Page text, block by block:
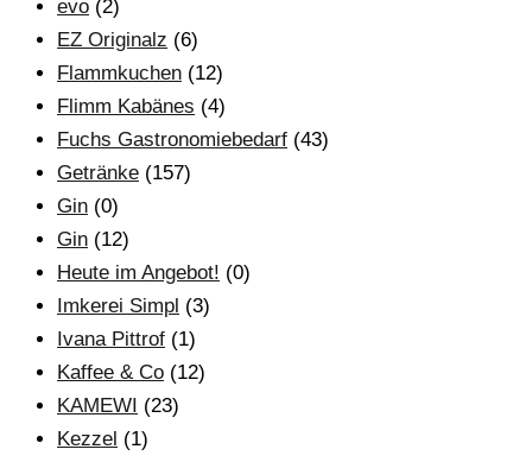
evo (2)
EZ Originalz (6)
Flammkuchen (12)
Flimm Kabänes (4)
Fuchs Gastronomiebedarf (43)
Getränke (157)
Gin (0)
Gin (12)
Heute im Angebot! (0)
Imkerei Simpl (3)
Ivana Pittrof (1)
Kaffee & Co (12)
KAMEWI (23)
Kezzel (1)